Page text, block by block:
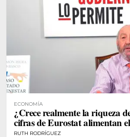
ECONOMÍA
¿Crece realmente la riqueza
cifras de Eurostat alimentan
RUTH RODRÍGUEZ